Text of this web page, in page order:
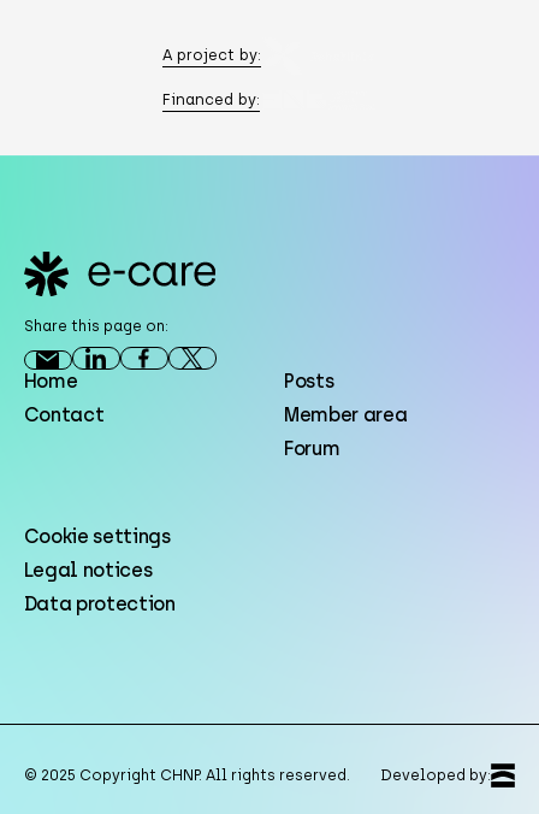
A project by:
Financed by:
Share this page on:
Home
Contact
Posts
Member area
Forum
Cookie settings
Legal notices
Data protection
© 2025 Copyright CHNP. All rights reserved. Developed by: